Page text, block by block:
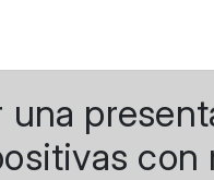
una
con